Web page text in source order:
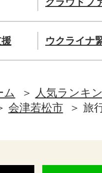
ウクライナ
ム
人気ランキ
会津若松市 旅